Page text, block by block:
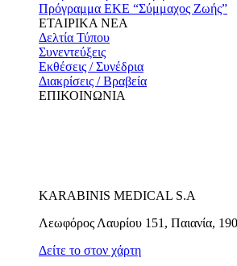
Πρόγραμμα ΕΚΕ “Σύμμαχος Ζωής”
ΕΤΑΙΡΙΚΑ ΝΕΑ
Δελτία Τύπου
Συνεντεύξεις
Εκθέσεις / Συνέδρια
Διακρίσεις / Βραβεία
ΕΠΙΚΟΙΝΩΝΙΑ
KARABINIS MEDICAL S.A
Λεωφόρος Λαυρίου 151, Παιανία,
Δείτε το στον χάρτη